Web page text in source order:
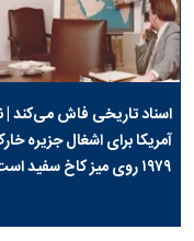
اسناد تاریخی فاش می‌کند |
آمریکا برای اشغال جزیره
۱۹۷۹ روی میز کاخ سفید است